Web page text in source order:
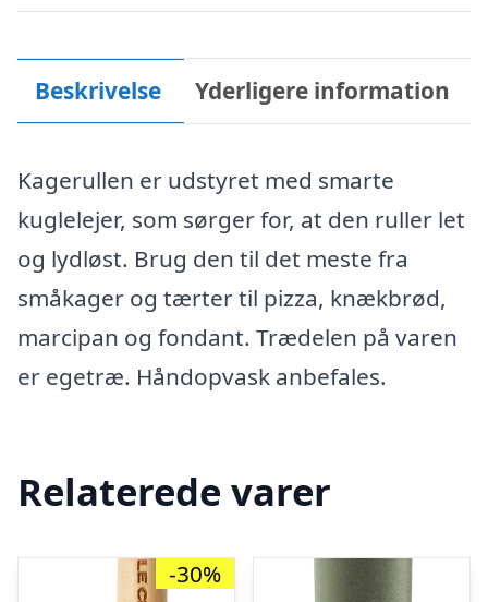
Beskrivelse Yderligere information
Kagerullen er udstyret med smarte
kuglelejer, som sørger for, at den ruller let
og lydløst. Brug den til det meste fra
småkager og tærter til pizza, knækbrød,
marcipan og fondant. Trædelen på varen
er egetræ. Håndopvask anbefales.
Relaterede varer
-30%